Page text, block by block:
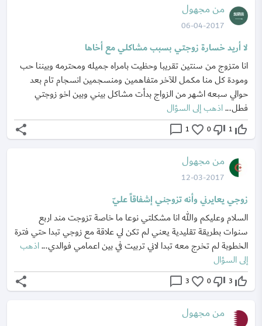
من مجهول
06-04-2017
لا أريد خسارة زوجتي بسبب مشاكلي مع أخاها
انا متزوج من سنتين تقريبا وحظيت بامراه جميله ومحترمه وبيننا حب
ومودة كل منا مكمل للآخر متفاهمين ومنسجمين انسجام تام بعد
حوالي سبعه اشهر من الزواج بدأت مشاكل بيني وبين اخو زوجتي
فطل...اذهب إلى السؤال
thumb_up_off_alt
1
thumb_down_off_alt
0
favorite_border
1
chat_bubble_outline
share
من مجهول
12-03-2017
زوجي يعايرني وأنه تزوجني إشفاقاً عليّ
السلام وعليكم والله انا مشكلتي نوعا ما خاصة تزوجت مند اربع
سنوات بطريقة تقليدية يعني لم تكن لي علاقة مع زوجي تبدا حتي فترة
الخطوبة لم تخرج معه تبدا لاني تربيت في بين اعمامي فوالدي...اذهب
إلى السؤال
thumb_up_off_alt
3
thumb_down_off_alt
0
favorite_border
3
chat_bubble_outline
share
من مجهول